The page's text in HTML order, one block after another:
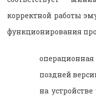
корректной работы
функционирования
поздней
на